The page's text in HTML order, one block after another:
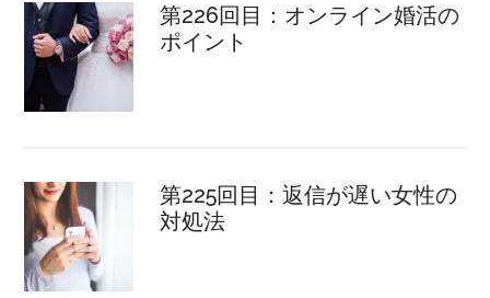
第226回目：オンライン婚活の
ポイント
第225回目：返信が遅い女性の
対処法